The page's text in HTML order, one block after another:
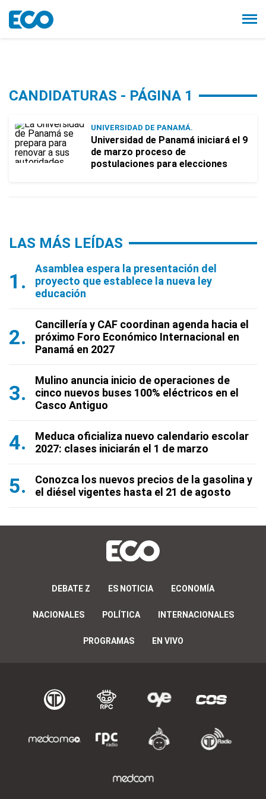
CANDIDATURAS - PÁGINA 1
UNIVERSIDAD DE PANAMÁ.
Universidad de Panamá iniciará el 9
de marzo proceso de
postulaciones para elecciones
LAS MÁS LEÍDAS
Asamblea espera la presentación del
proyecto que establece la nueva ley
educación
Cancillería y CAF coordinan agenda hacia el
próximo Foro Económico Internacional en
Panamá en 2027
Mulino anuncia inicio de operaciones de
cinco nuevos buses 100% eléctricos en el
Casco Antiguo
Meduca oficializa nuevo calendario escolar
2027: clases iniciarán el 1 de marzo
Conozca los nuevos precios de la gasolina y
el diésel vigentes hasta el 21 de agosto
DEBATE Z ES NOTICIA ECONOMÍA
NACIONALES POLÍTICA INTERNACIONALES
PROGRAMAS EN VIVO